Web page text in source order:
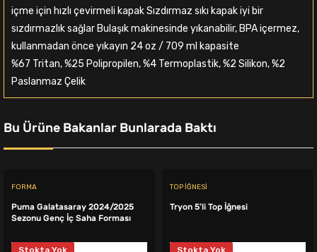
içme için hızlı çevirmeli kapak Sızdırmaz sıkı kapak iyi bir
sızdırmazlık sağlar Bulaşık makinesinde yıkanabilir, BPA içermez,
kullanmadan önce yıkayın 24 oz / 709 ml kapasite
%67 Tritan, %25 Polipropilen, %4 Termoplastik, %2 Silikon, %2
Paslanmaz Çelik
Bu Ürüne Bakanlar Bunlarada Baktı
FORMA
Puma Galatasaray 2024/2025
Sezonu Genç İç Saha Forması
Stokta Yok
TOP İĞNESI
Tryon 5’li Top İğnesi
Stokta Yok